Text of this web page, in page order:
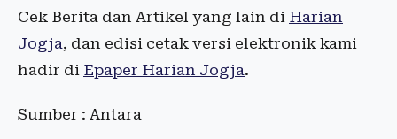
Cek Berita dan Artikel yang lain di Harian
Jogja, dan edisi cetak versi elektronik kami
hadir di Epaper Harian Jogja.
Sumber : Antara